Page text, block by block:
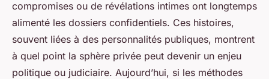
compromises ou de révélations intimes ont longtemps
alimenté les dossiers confidentiels. Ces histoires,
souvent liées à des personnalités publiques, montrent
à quel point la sphère privée peut devenir un enjeu
politique ou judiciaire. Aujourd’hui, si les méthodes